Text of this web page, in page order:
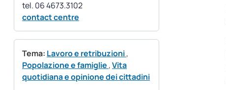
contact centre
Tema: Lavoro e retribuzioni,
Popolazione e famiglie ,Vita
quotidiana e opinione dei cittadini